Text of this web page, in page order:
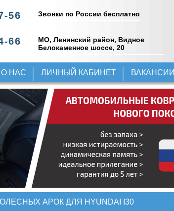
56
66
Звонки по России бесплатно
МО, Ленинский район, Видное
Белокаменное шоссе, 20
НАС ЛИЧНЫЙ КАБИНЕТ ВАКАНСИИ
АРОК ДЛЯ HYUNDAI I30